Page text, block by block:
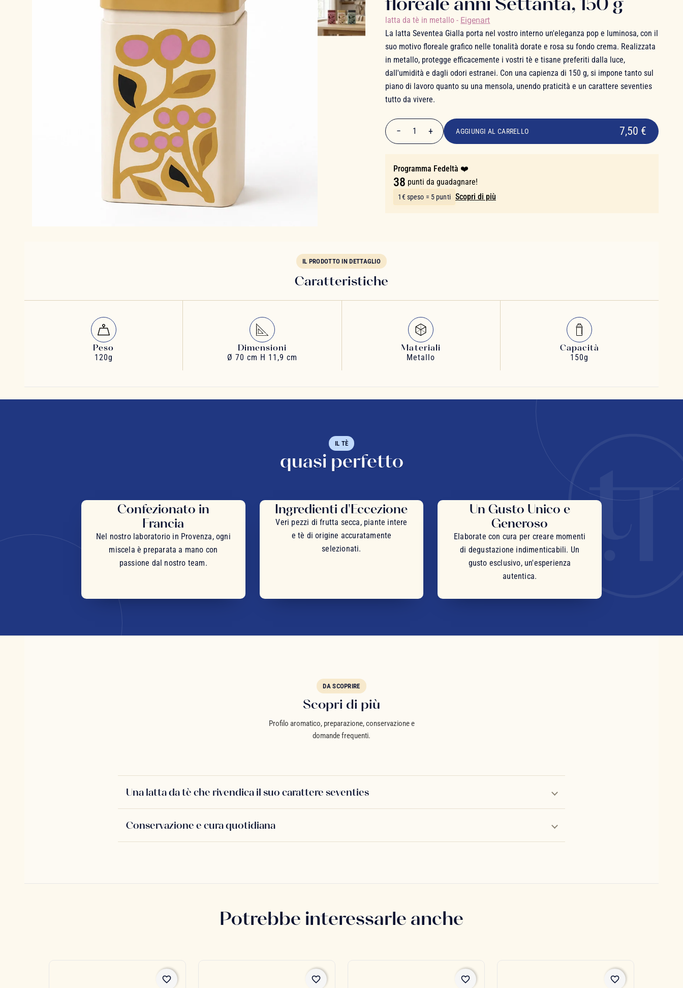
latta da tè in metallo- Eigenart
La latta Seventea Gialla porta nel vostro interno un'eleganza pop e luminosa, con il
suo motivo floreale grafico nelle tonalità dorate e rosa su fondo crema. Realizzata
in metallo, protegge efficacemente i vostri tè e tisane preferiti dalla luce,
dall'umidità e dagli odori estranei. Con una capienza di 150 g, si impone tanto sul
piano di lavoro quanto su una mensola, unendo praticità e un carattere seventies
tutto da vivere.
7,50 €
− 1 +
Quantità
AGGIUNGI AL CARRELLO 7,50 €
Programma Fedeltà ❤️
38 punti da guadagnare!
1€ speso = 5 punti Scopri di più
IL PRODOTTO IN DETTAGLIO
Caratteristiche
Peso
120g
Dimensioni
Ø 70 cm H 11,9 cm
Materiali
Metallo
Capacità
150g
IL TÈ
quasi perfetto
Confezionato in
Francia
Nel nostro laboratorio in Provenza, ogni
miscela è preparata a mano con
passione dal nostro team.
Ingredienti d'Eccezione
Veri pezzi di frutta secca, piante intere
e tè di origine accuratamente
selezionati.
Un Gusto Unico e
Generoso
Elaborate con cura per creare momenti
di degustazione indimenticabili. Un
gusto esclusivo, un'esperienza
autentica.
DA SCOPRIRE
Scopri di più
Profilo aromatico, preparazione, conservazione e
domande frequenti.
Una latta da tè che rivendica il suo carattere seventies
Conservazione e cura quotidiana
Potrebbe interessarle anche
favorite_border favorite_border favorite_border favorite_border